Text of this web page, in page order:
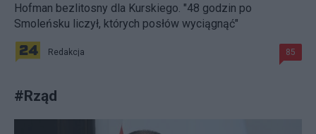
Hofman bezlitosny dla Kurskiego. "48 godzin po
Smoleńsku liczył, których posłów wyciągnąć"
Redakcja 85
#Rząd